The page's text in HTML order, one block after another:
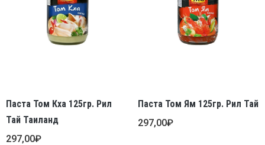
Паста Том Кха 125гр. Рил
Тай Таиланд
297,00₽
Паста Том Ям 125гр. Рил Тай
297,00₽